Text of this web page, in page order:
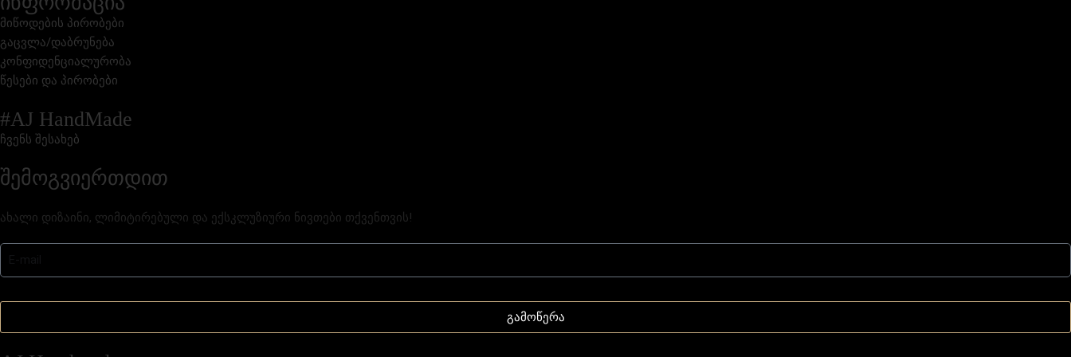
მიწოდების პირობები
გაცვლა/დაბრუნება
კონფიდენციალურობა
წესები და პირობები
#AJ HandMade
ჩვენს შესახებ
შემოგვიერთდით
ახალი დიზაინი, ლიმიტირებული და ექსკლუზიური ნივთები თქვენთვის!
გამოწერა